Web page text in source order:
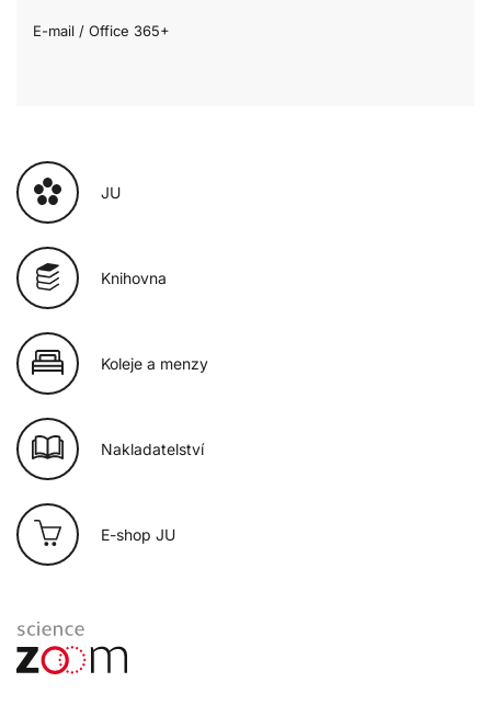
E-mail / Office 365+
JU
Knihovna
Koleje a menzy
Nakladatelství
E-shop JU